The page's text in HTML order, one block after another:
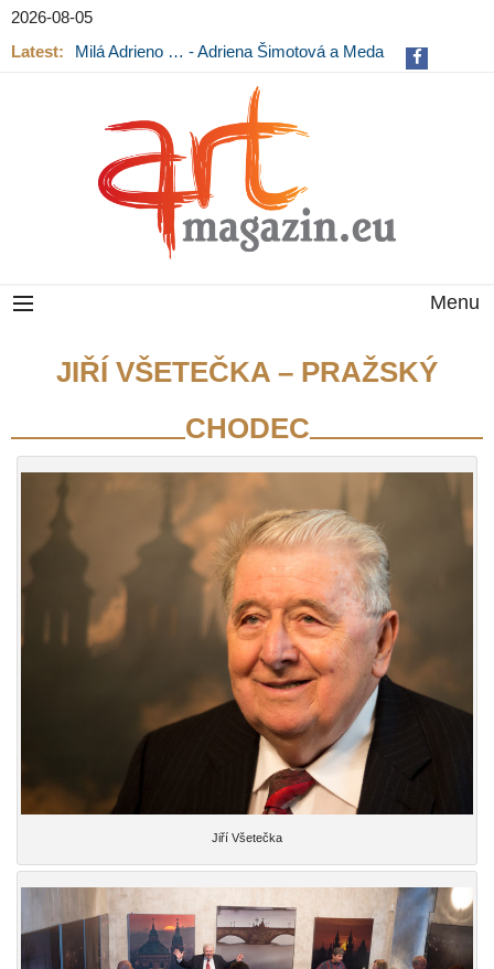
2026-08-05
Latest:
Milá Adrieno … - Adriena Šimotová a Meda
Menu
JIŘÍ VŠETEČKA – PRAŽSKÝ
CHODEC
Jiří Všetečka